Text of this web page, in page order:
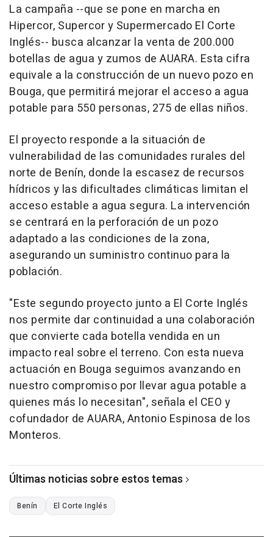
La campaña --que se pone en marcha en
Hipercor, Supercor y Supermercado El Corte
Inglés-- busca alcanzar la venta de 200.000
botellas de agua y zumos de AUARA. Esta cifra
equivale a la construcción de un nuevo pozo en
Bouga, que permitirá mejorar el acceso a agua
potable para 550 personas, 275 de ellas niños.
El proyecto responde a la situación de
vulnerabilidad de las comunidades rurales del
norte de Benín, donde la escasez de recursos
hídricos y las dificultades climáticas limitan el
acceso estable a agua segura. La intervención
se centrará en la perforación de un pozo
adaptado a las condiciones de la zona,
asegurando un suministro continuo para la
población.
"Este segundo proyecto junto a El Corte Inglés
nos permite dar continuidad a una colaboración
que convierte cada botella vendida en un
impacto real sobre el terreno. Con esta nueva
actuación en Bouga seguimos avanzando en
nuestro compromiso por llevar agua potable a
quienes más lo necesitan", señala el CEO y
cofundador de AUARA, Antonio Espinosa de los
Monteros.
Últimas noticias sobre estos temas
Benín El Corte Inglés